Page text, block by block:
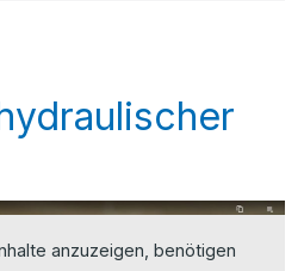
anzuzeigen, benötigen